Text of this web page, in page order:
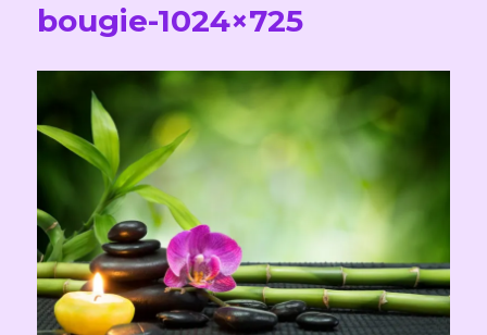
bougie-1024×725